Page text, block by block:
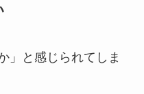
」と感じられてしま